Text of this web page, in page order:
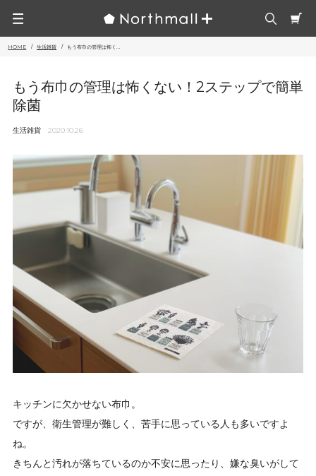
HOME 生活雑貨 もう布巾の管理は怖く...
もう布巾の管理は怖くない！2ステップで簡単
除菌
生活雑貨 2020.10.26
キッチンに欠かせない布巾。
ですが、衛生管理が難しく、苦手に思っている人も多いですよ
ね。
きちんと汚れが落ちているのか不安に思ったり、嫌な臭いがして